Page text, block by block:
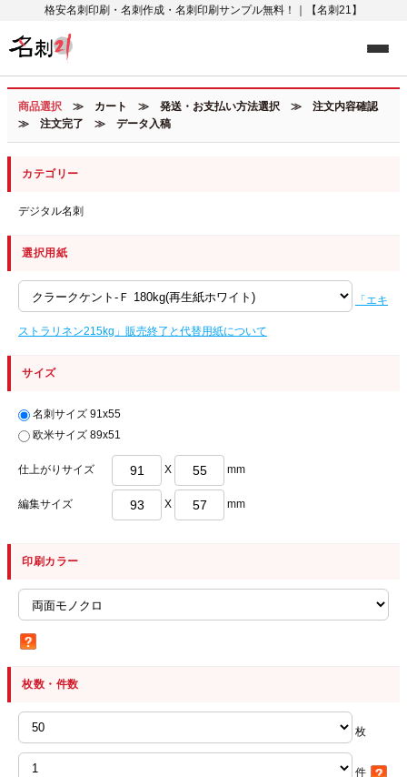
格安名刺印刷・名刺作成・名刺印刷サンプル無料！｜【名刺21】
商品選択 ≫ カート ≫ 発送・お支払い方法選択 ≫ 注文内容確認
≫ 注文完了 ≫ データ入稿
カテゴリー
デジタル名刺
選択用紙
「エキ
ストラリネン215kg」販売終了と代替用紙について
サイズ
名刺サイズ 91x55
欧米サイズ 89x51
仕上がりサイズ X mm
編集サイズ X mm
印刷カラー
枚数・件数
枚
件